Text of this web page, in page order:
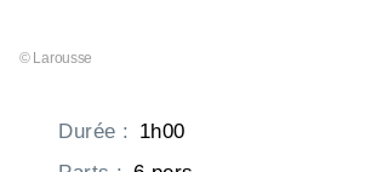
© Larousse
Durée : 1h00